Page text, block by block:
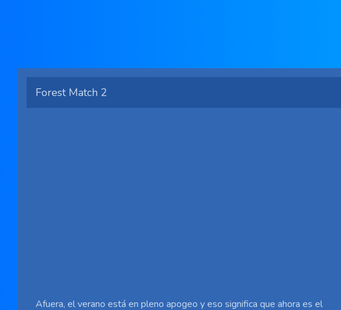
Forest Match 2
Afuera, el verano está en pleno apogeo y eso significa que ahora es el